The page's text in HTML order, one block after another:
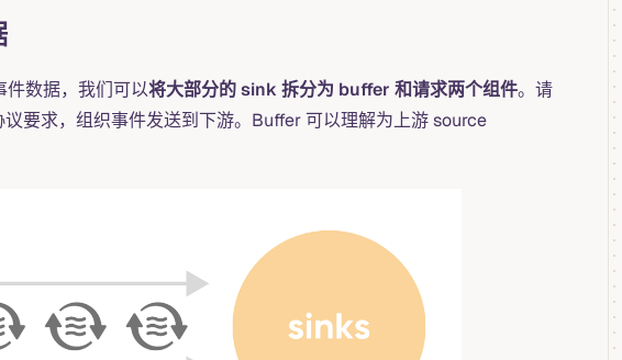
数据，我们可以将大部分的 sink 拆分为 buffer 和请求两个组件。请
要求，组织事件发送到下游。Buffer 可以理解为上游 source